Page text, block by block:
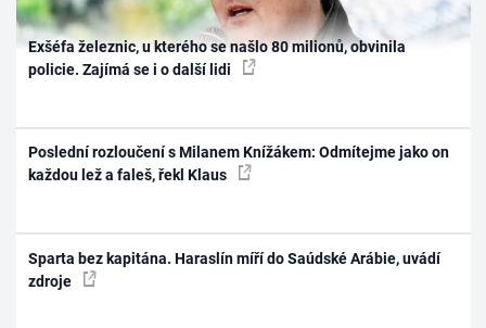
Exšéfa železnic, u kterého se našlo 80 milionů, obvinila
policie. Zajímá se i o další lidi
Poslední rozloučení s Milanem Knížákem: Odmítejme jako on
každou lež a faleš, řekl Klaus
Sparta bez kapitána. Haraslín míří do Saúdské Arábie, uvádí
zdroje